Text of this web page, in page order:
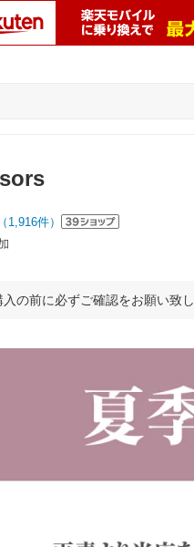
（ 1,916件）
の前に必ずご確認をお願い